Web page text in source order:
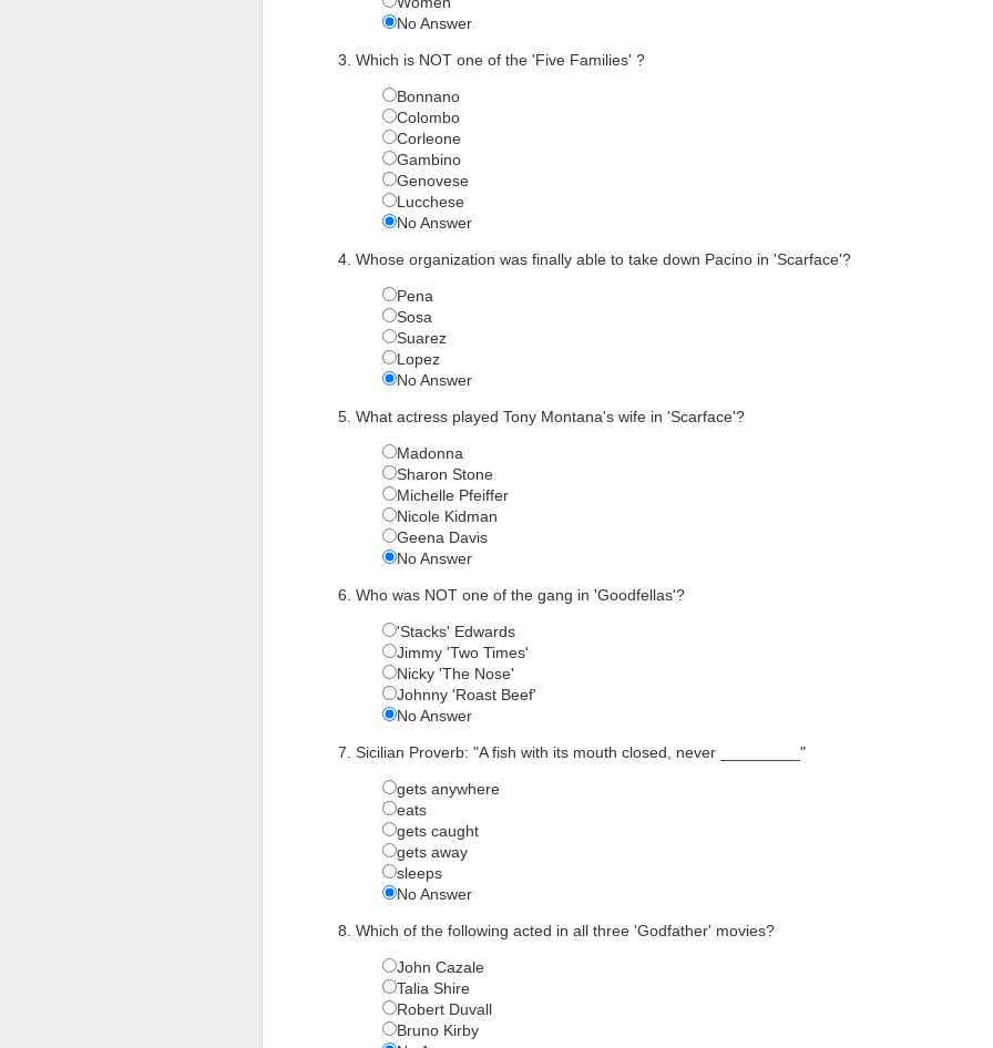
No Answer
3. Which is NOT one of the 'Five Families' ?
Bonnano
Colombo
Corleone
Gambino
Genovese
Lucchese
No Answer
4. Whose organization was finally able to take down Pacino in 'Scarface'?
Pena
Sosa
Suarez
Lopez
No Answer
5. What actress played Tony Montana's wife in 'Scarface'?
Madonna
Sharon Stone
Michelle Pfeiffer
Nicole Kidman
Geena Davis
No Answer
6. Who was NOT one of the gang in 'Goodfellas'?
'Stacks' Edwards
Jimmy 'Two Times'
Nicky 'The Nose'
Johnny 'Roast Beef'
No Answer
7. Sicilian Proverb: "A fish with its mouth closed, never _________"
gets anywhere
eats
gets caught
gets away
sleeps
No Answer
8. Which of the following acted in all three 'Godfather' movies?
John Cazale
Talia Shire
Robert Duvall
Bruno Kirby
GAMBONI es un juego de estrategia para 3 a 5 jugadores establecidos
ciudad de Nueva York de 1980.
Toma el control de una de las cinco familias en una búsqueda para
mueven por el tablero y ganar puntos al derrotar a los oponentes,
territorio, a partir de los negocios y ganar dinero para "La Comisión".